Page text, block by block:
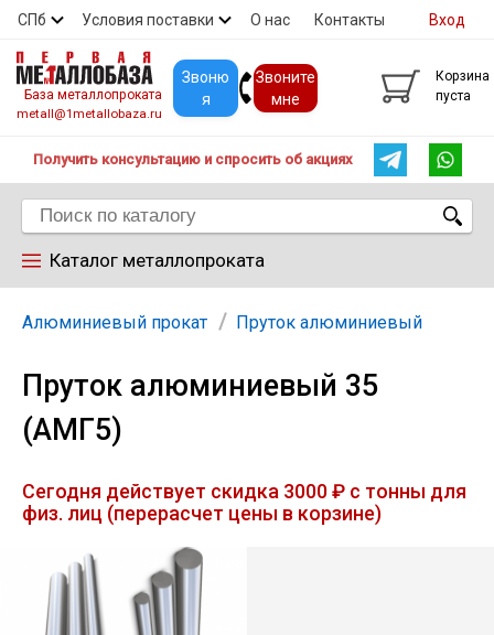
СПб Условия поставки О нас Контакты
Скидки Прайс Покупателям
Вход
База металлопроката
metall@1metallobaza.ru
Звоню
я
Звоните
мне
Корзина
пуста
Получить консультацию и спросить об акциях
Каталог металлопроката
Арматура
Труба профильная
Труба
Лист
Уголок
Алюминиевый прокат Пруток алюминиевый
Пруток алюминиевый 35
(АМГ5)
Сегодня действует скидка 3000 ₽ с тонны для
физ. лиц (перерасчет цены в корзине)